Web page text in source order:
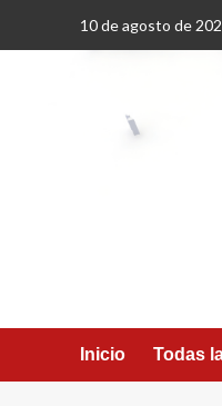
10 de agosto de
Inicio Todas